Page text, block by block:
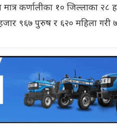
कर्णालीका १० जिल्लाका
९६७ पुरुष र ६२० महिला गरी